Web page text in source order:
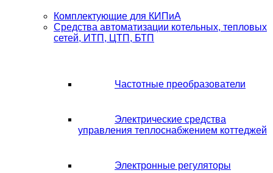
Комплектующие для КИПиА
Средства автоматизации котельных, тепловых
сетей, ИТП, ЦТП, БТП
Частотные преобразователи
Электрические средства
управления теплоснабжением коттеджей
Электронные регуляторы